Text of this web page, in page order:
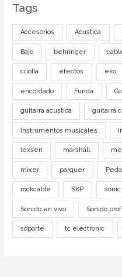
Tags
Accesorios Acustica
Bajo behringer
criolla efectos eko
encordado Funda
guitarra acustica guitarra
Instrumentos musicales
lexsen marshall
mixer parquer
rockcable SKP
Sonido en vivo Sonido
soporte tc electronic